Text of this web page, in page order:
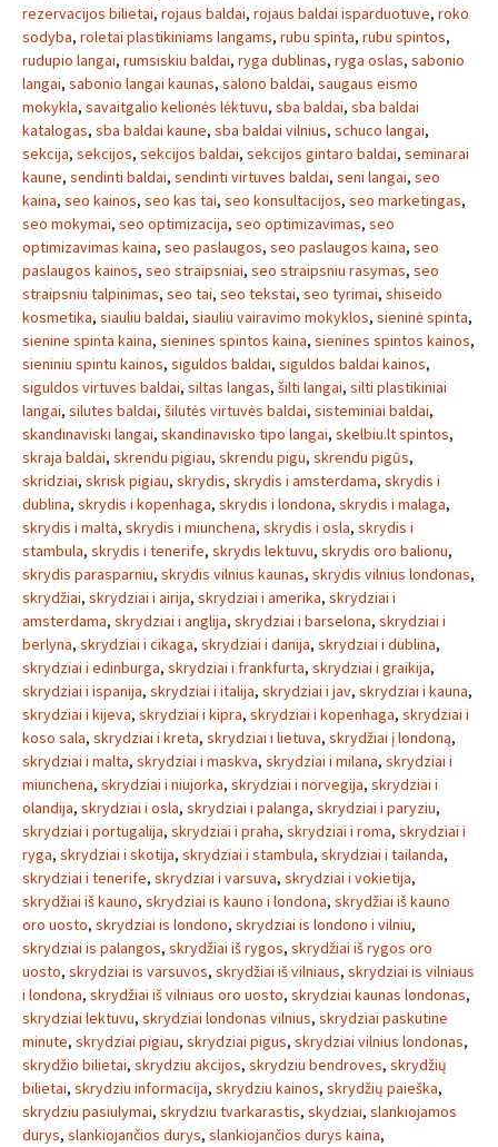
rezervacijos bilietai, rojaus baldai, rojaus baldai isparduotuve, roko
sodyba, roletai plastikiniams langams, rubu spinta, rubu spintos,
rudupio langai, rumsiskiu baldai, ryga dublinas, ryga oslas, sabonio
langai, sabonio langai kaunas, salono baldai, saugaus eismo
mokykla, savaitgalio kelionės lėktuvu, sba baldai, sba baldai
katalogas, sba baldai kaune, sba baldai vilnius, schuco langai,
sekcija, sekcijos, sekcijos baldai, sekcijos gintaro baldai, seminarai
kaune, sendinti baldai, sendinti virtuves baldai, seni langai, seo
kaina, seo kainos, seo kas tai, seo konsultacijos, seo marketingas,
seo mokymai, seo optimizacija, seo optimizavimas, seo
optimizavimas kaina, seo paslaugos, seo paslaugos kaina, seo
paslaugos kainos, seo straipsniai, seo straipsniu rasymas, seo
straipsniu talpinimas, seo tai, seo tekstai, seo tyrimai, shiseido
kosmetika, siauliu baldai, siauliu vairavimo mokyklos, sieninė spinta,
sienine spinta kaina, sienines spintos kaina, sienines spintos kainos,
sieniniu spintu kainos, siguldos baldai, siguldos baldai kainos,
siguldos virtuves baldai, siltas langas, šilti langai, silti plastikiniai
langai, silutes baldai, šilutės virtuvės baldai, sisteminiai baldai,
skandinaviski langai, skandinavisko tipo langai, skelbiu.lt spintos,
skraja baldai, skrendu pigiau, skrendu pigu, skrendu pigūs,
skridziai, skrisk pigiau, skrydis, skrydis i amsterdama, skrydis i
dublina, skrydis i kopenhaga, skrydis i londona, skrydis i malaga,
skrydis i malta, skrydis i miunchena, skrydis i osla, skrydis i
stambula, skrydis i tenerife, skrydis lektuvu, skrydis oro balionu,
skrydis parasparniu, skrydis vilnius kaunas, skrydis vilnius londonas,
skrydžiai, skrydziai i airija, skrydziai i amerika, skrydziai i
amsterdama, skrydziai i anglija, skrydziai i barselona, skrydziai i
berlyna, skrydziai i cikaga, skrydziai i danija, skrydziai i dublina,
skrydziai i edinburga, skrydziai i frankfurta, skrydziai i graikija,
skrydziai i ispanija, skrydziai i italija, skrydziai i jav, skrydziai i kauna,
skrydziai i kijeva, skrydziai i kipra, skrydziai i kopenhaga, skrydziai i
koso sala, skrydziai i kreta, skrydziai i lietuva, skrydžiai į londoną,
skrydziai i malta, skrydziai i maskva, skrydziai i milana, skrydziai i
miunchena, skrydziai i niujorka, skrydziai i norvegija, skrydziai i
olandija, skrydziai i osla, skrydziai i palanga, skrydziai i paryziu,
skrydziai i portugalija, skrydziai i praha, skrydziai i roma, skrydziai i
ryga, skrydziai i skotija, skrydziai i stambula, skrydziai i tailanda,
skrydziai i tenerife, skrydziai i varsuva, skrydziai i vokietija,
skrydžiai iš kauno, skrydziai is kauno i londona, skrydžiai iš kauno
oro uosto, skrydziai is londono, skrydziai is londono i vilniu,
skrydziai is palangos, skrydžiai iš rygos, skrydžiai iš rygos oro
uosto, skrydziai is varsuvos, skrydžiai iš vilniaus, skrydziai is vilniaus
i londona, skrydžiai iš vilniaus oro uosto, skrydziai kaunas londonas,
skrydziai lektuvu, skrydziai londonas vilnius, skrydziai paskutine
minute, skrydziai pigiau, skrydziai pigus, skrydziai vilnius londonas,
skrydžio bilietai, skrydziu akcijos, skrydziu bendroves, skrydžių
bilietai, skrydziu informacija, skrydziu kainos, skrydžių paieška,
skrydziu pasiulymai, skrydziu tvarkarastis, skydziai, slankiojamos
durys, slankiojančios durys, slankiojančios durys kaina,